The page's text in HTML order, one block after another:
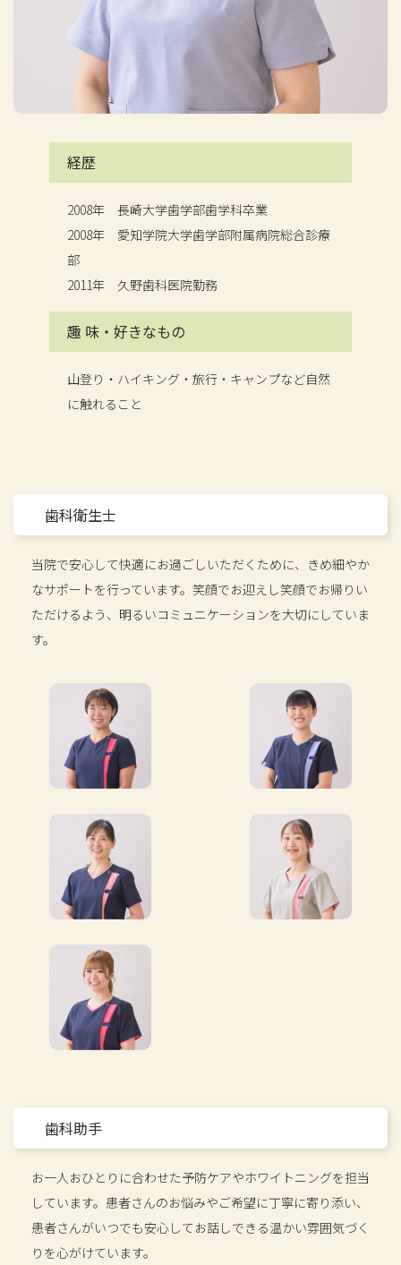
経歴
2008年 長崎大学歯学部歯学科卒業
2008年 愛知学院大学歯学部附属病院総合診療
部
2011年 久野歯科医院勤務
趣 味・ 好きなもの
山登り・ハイキング・旅行・キャンプなど自然
に触れること
歯科衛生士
当院で安心して快適にお過ごしいただくために、きめ細やか
なサポートを行っています。笑顔でお迎えし笑顔でお帰りい
ただけるよう、明るいコミュニケーションを大切にしていま
す。
歯科助手
お一人おひとりに合わせた予防ケアやホワイトニングを担当
しています。患者さんのお悩みやご希望に丁寧に寄り添い、
患者さんがいつでも安心してお話しできる温かい雰囲気づく
りを心がけています。